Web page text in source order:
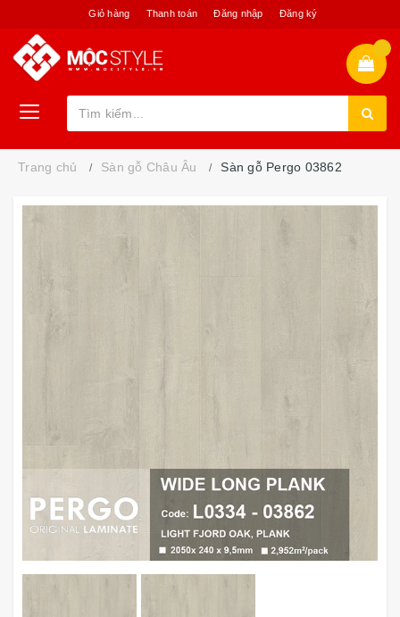
Giỏ hàng Thanh toán Đăng nhập Đăng ký
Trang chủ Sàn gỗ Châu Âu Sàn gỗ Pergo 03862